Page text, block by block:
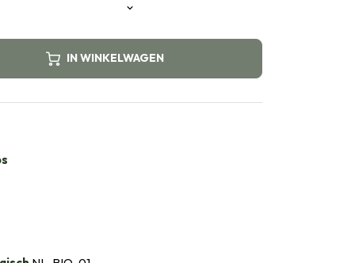
IN WINKELWAGEN